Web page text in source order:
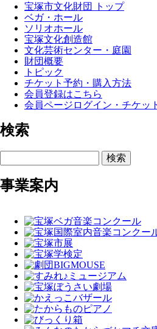
宝塚市文化財団 トップ
ベガ・ホール
ソリオホール
宝塚文化創造館
文化芸術センター・庭園
財団概要
トピック
チケット予約・購入方法
会員登録はこちら
会員ページログイン・チケッ
検索
検索
事業案内